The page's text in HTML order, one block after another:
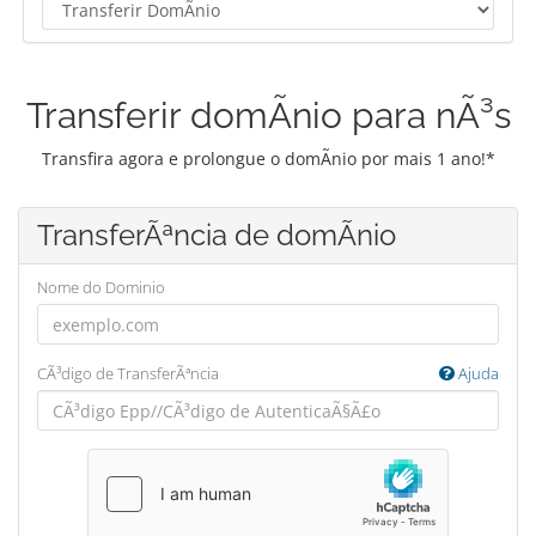
Transferir domÃ­nio para nÃ³s
Transfira agora e prolongue o domÃ­nio por mais 1 ano!*
TransferÃªncia de domÃ­nio
Nome do Dominio
CÃ³digo de TransferÃªncia Ajuda